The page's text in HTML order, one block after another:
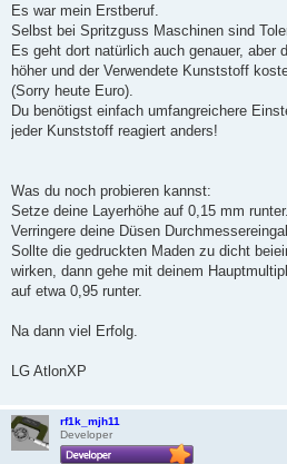
Es war mein Erstberuf.
Selbst bei Spritzguss Maschinen sind
Es geht dort natürlich auch genauer, aber
höher und der Verwendete Kunststoff
(Sorry heute Euro).
Du benötigst einfach umfangreichere
jeder Kunststoff reagiert anders!
Was du noch probieren kannst:
Setze deine Layerhöhe auf 0,15 mm runter.
Verringere deine Düsen
Sollte die gedruckten Maden zu dicht
wirken, dann gehe mit deinem
auf etwa 0,95 runter.
Na dann viel Erfolg.
LG AtlonXP
rf1k_mjh11
Developer